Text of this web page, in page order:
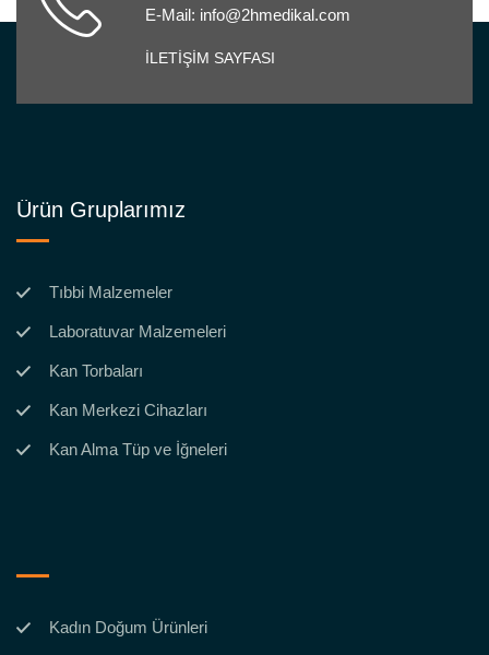
E-Mail: info@2hmedikal.com
İLETİŞİM SAYFASI
Ürün Gruplarımız
Tıbbi Malzemeler
Laboratuvar Malzemeleri
Kan Torbaları
Kan Merkezi Cihazları
Kan Alma Tüp ve İğneleri
Kadın Doğum Ürünleri